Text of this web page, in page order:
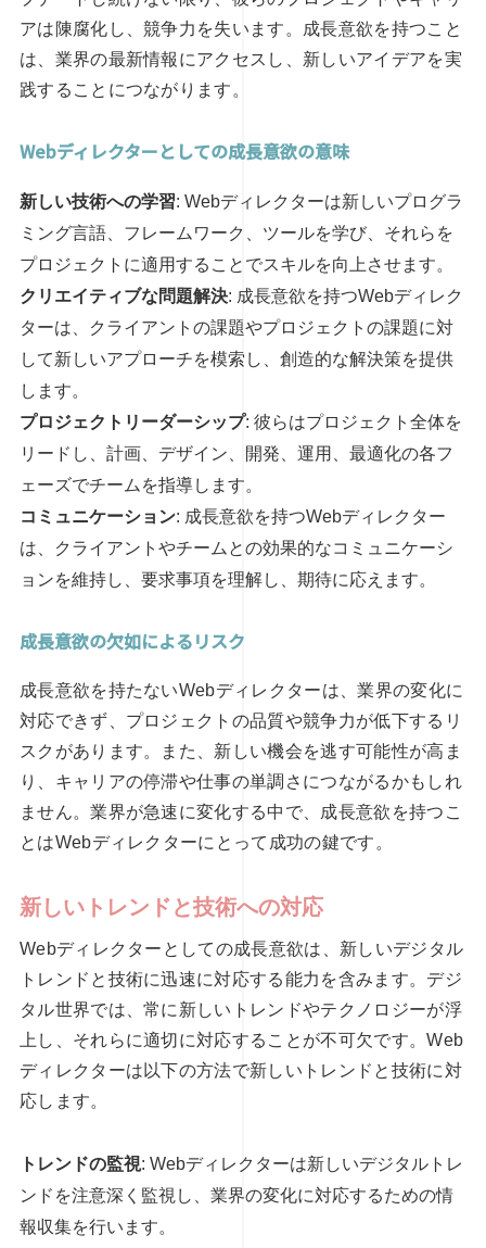
アは陳腐化し、競争力を失います。成長意欲を持つこと
は、業界の最新情報にアクセスし、新しいアイデアを実
践することにつながります。
Webディレクターとしての成長意欲の意味
新しい技術への学習: Webディレクターは新しいプログラ
ミング言語、フレームワーク、ツールを学び、それらを
プロジェクトに適用することでスキルを向上させます。
クリエイティブな問題解決: 成長意欲を持つWebディレク
ターは、クライアントの課題やプロジェクトの課題に対
して新しいアプローチを模索し、創造的な解決策を提供
します。
プロジェクトリーダーシップ: 彼らはプロジェクト全体を
リードし、計画、デザイン、開発、運用、最適化の各フ
ェーズでチームを指導します。
コミュニケーション: 成長意欲を持つWebディレクター
は、クライアントやチームとの効果的なコミュニケーシ
ョンを維持し、要求事項を理解し、期待に応えます。
成長意欲の欠如によるリスク
成長意欲を持たないWebディレクターは、業界の変化に
対応できず、プロジェクトの品質や競争力が低下するリ
スクがあります。また、新しい機会を逃す可能性が高ま
り、キャリアの停滞や仕事の単調さにつながるかもしれ
ません。業界が急速に変化する中で、成長意欲を持つこ
とはWebディレクターにとって成功の鍵です。
新しいトレンドと技術への対応
Webディレクターとしての成長意欲は、新しいデジタル
トレンドと技術に迅速に対応する能力を含みます。デジ
タル世界では、常に新しいトレンドやテクノロジーが浮
上し、それらに適切に対応することが不可欠です。Web
ディレクターは以下の方法で新しいトレンドと技術に対
応します。
トレンドの監視: Webディレクターは新しいデジタルトレ
ンドを注意深く監視し、業界の変化に対応するための情
報収集を行います。